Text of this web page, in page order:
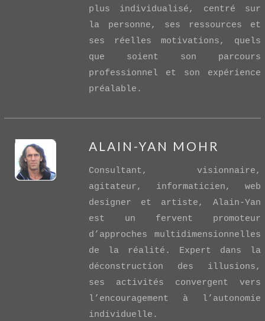
plus individualisé, centré sur
la personne, ses ressources et
ses réelles motivations, quels
que soient son parcours
professionnel et son expérience
préalable.
ALAIN-YAN MOHR
Consultant, visionnaire,
agitateur, informaticien, web
designer et artiste, Alain-Yan
est un fervent promoteur
d’approches multidimensionnelles
de la réalité. Expert dans la
déconstruction des illusions,
ses activités convergent vers
l’encouragement à l’autonomie
individuelle.